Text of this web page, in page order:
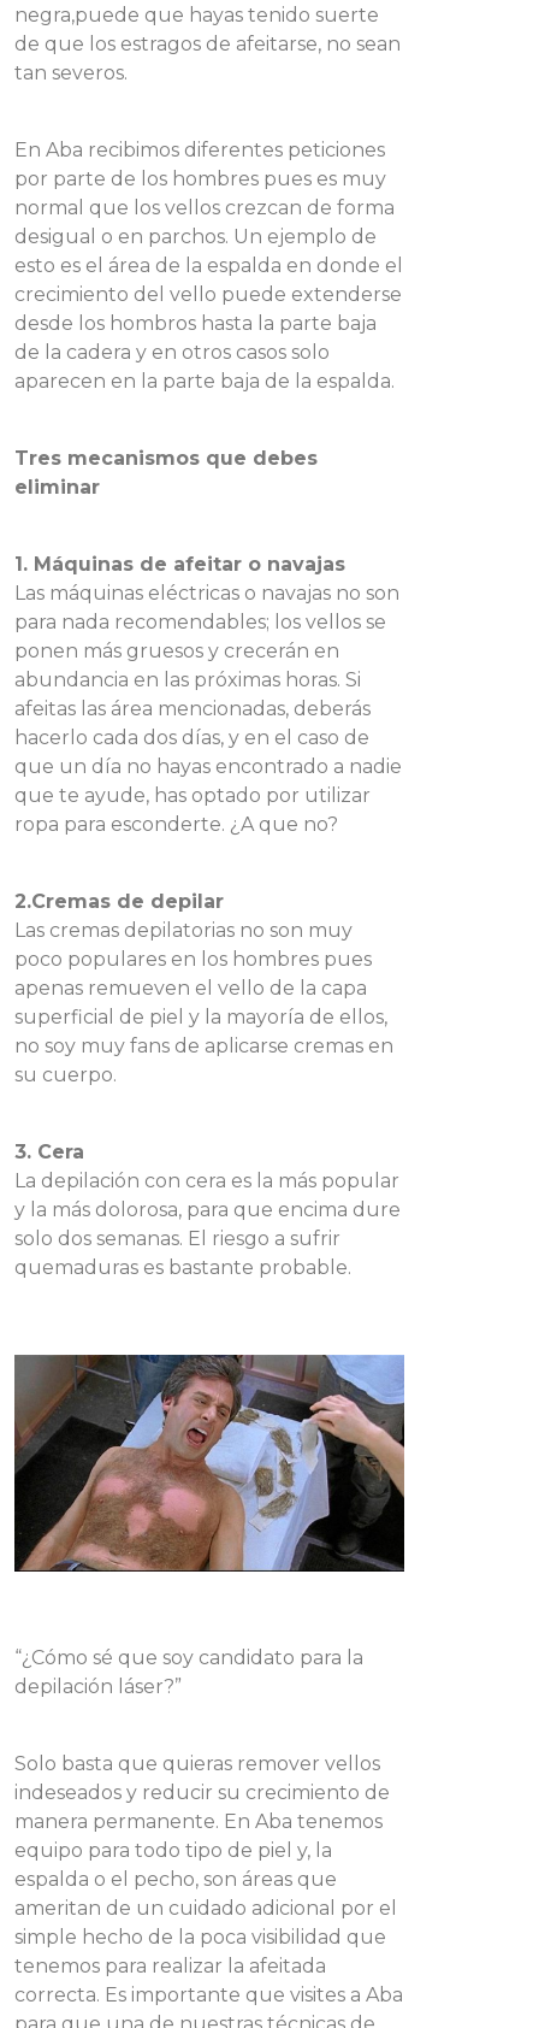
negra,puede que hayas tenido suerte
de que los estragos de afeitarse, no sean
tan severos.
En Aba recibimos diferentes peticiones
por parte de los hombres pues es muy
normal que los vellos crezcan de forma
desigual o en parchos. Un ejemplo de
esto es el área de la espalda en donde el
crecimiento del vello puede extenderse
desde los hombros hasta la parte baja
de la cadera y en otros casos solo
aparecen en la parte baja de la espalda.
Tres mecanismos que debes
eliminar
1. Máquinas de afeitar o navajas
Las máquinas eléctricas o navajas no son
para nada recomendables; los vellos se
ponen más gruesos y crecerán en
abundancia en las próximas horas. Si
afeitas las área mencionadas, deberás
hacerlo cada dos días, y en el caso de
que un día no hayas encontrado a nadie
que te ayude, has optado por utilizar
ropa para esconderte. ¿A que no?
2.Cremas de depilar
Las cremas depilatorias no son muy
poco populares en los hombres pues
apenas remueven el vello de la capa
superficial de piel y la mayoría de ellos,
no soy muy fans de aplicarse cremas en
su cuerpo.
3. Cera
La depilación con cera es la más popular
y la más dolorosa, para que encima dure
solo dos semanas. El riesgo a sufrir
quemaduras es bastante probable.
“¿Cómo sé que soy candidato para la
depilación láser?”
Solo basta que quieras remover vellos
indeseados y reducir su crecimiento de
manera permanente. En Aba tenemos
equipo para todo tipo de piel y, la
espalda o el pecho, son áreas que
ameritan de un cuidado adicional por el
simple hecho de la poca visibilidad que
tenemos para realizar la afeitada
correcta. Es importante que visites a Aba